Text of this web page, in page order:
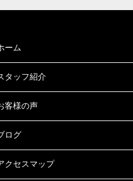
ーム
タッフ紹介
客様の声
ログ
クセスマップ